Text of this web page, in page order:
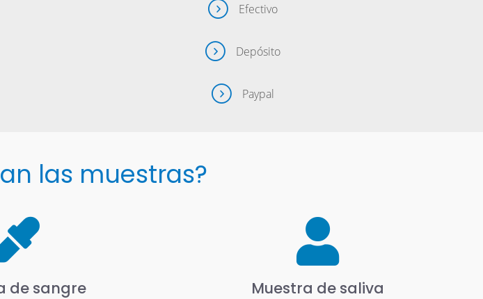
Efectivo
Depósito
Paypal
las muestras?
de sangre Muestra de saliva